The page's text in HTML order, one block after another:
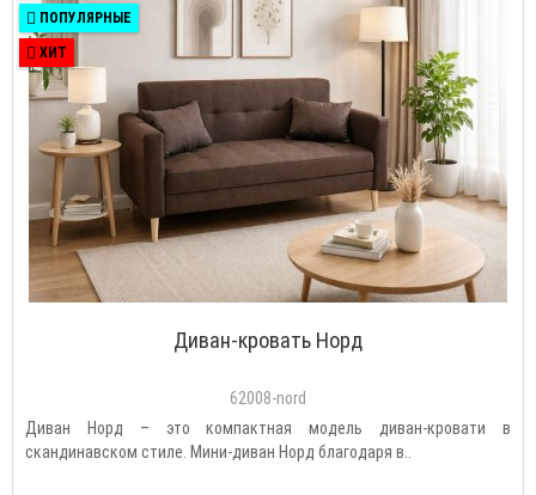
ПОПУЛЯРНЫЕ
ХИТ
Диван-кровать Норд
62008-nord
Диван Норд – это компактная модель диван-кровати в
скандинавском стиле. Мини-диван Норд благодаря в..